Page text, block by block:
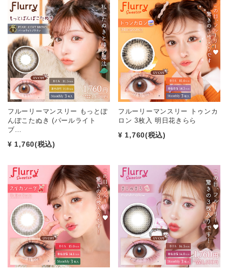
フルーリーマンスリー もっとぽ
んぽこたぬき (パールライト
ブ…
¥ 1,760(税込)
フルーリーマンスリー トゥンカ
ロン 3枚入 明日花きらら
¥ 1,760(税込)